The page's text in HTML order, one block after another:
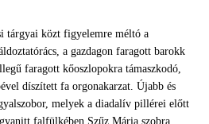
tárgyai közt figyelemre méltó a
a gazdagon faragott barokk
faragott kőoszlopokra támaszkodó,
díszített fa orgonakarzat. Újabb és
melyek a diadalív pillérei előtt
falfülkében Szűz Mária szobra